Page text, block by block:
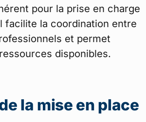
pour la prise en charge
facilite la coordination entre
et permet
disponibles.
la mise en place